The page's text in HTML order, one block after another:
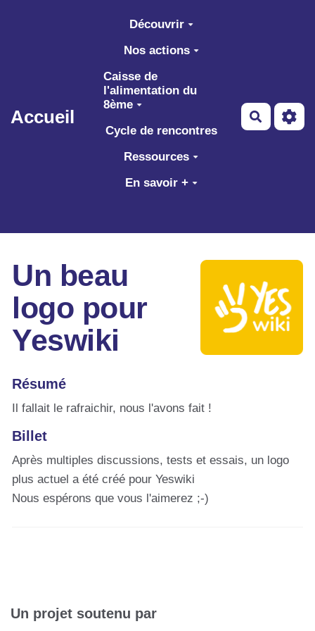
Aller au contenu principal
Accueil
Découvrir
Nos actions
Caisse de
l'alimentation du
8ème
Cycle de rencontres
Ressources
En savoir +
Un beau
logo pour
Yeswiki
Résumé
Il fallait le rafraichir, nous l'avons fait !
Billet
Après multiples discussions, tests et essais, un logo
plus actuel a été créé pour Yeswiki
Nous espérons que vous l'aimerez ;-)
Un projet soutenu par